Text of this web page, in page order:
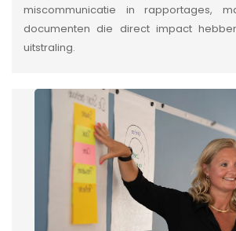
miscommunicatie in rapportages,
documenten die direct impact
uitstraling.